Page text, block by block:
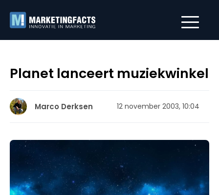
Planet lanceert muziekwinkel
Marco Derksen 12 november 2003, 10:04